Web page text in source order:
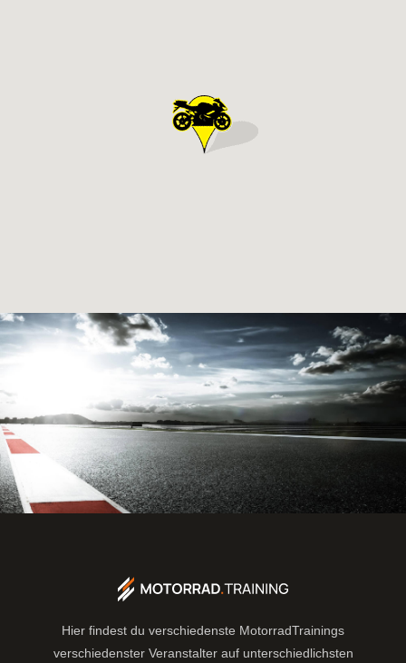
Hier findest du verschiedenste MotorradTrainings
verschiedenster Veranstalter auf unterschiedlichsten